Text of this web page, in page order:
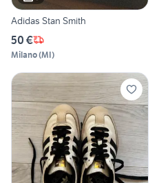
Adidas Stan Smith
50 €
Milano(MI)